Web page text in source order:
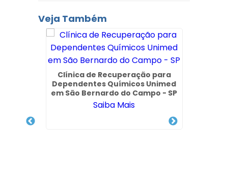
Veja Também
Clínica de Recuperação para
Dependentes Químicos Unimed
em São Bernardo do Campo - SP
Saiba Mais